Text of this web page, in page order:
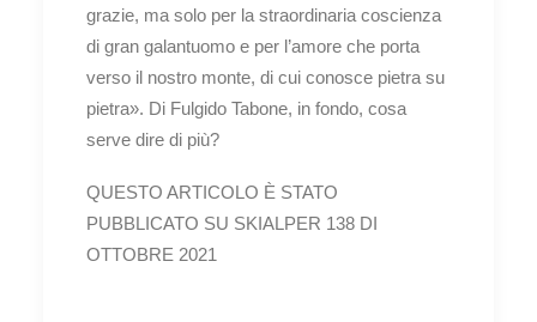
grazie, ma solo per la straordinaria coscienza
di gran galantuomo e per l’amore che porta
verso il nostro monte, di cui conosce pietra su
pietra». Di Fulgido Tabone, in fondo, cosa
serve dire di più?
QUESTO ARTICOLO È STATO
PUBBLICATO SU SKIALPER 138 DI
OTTOBRE 2021